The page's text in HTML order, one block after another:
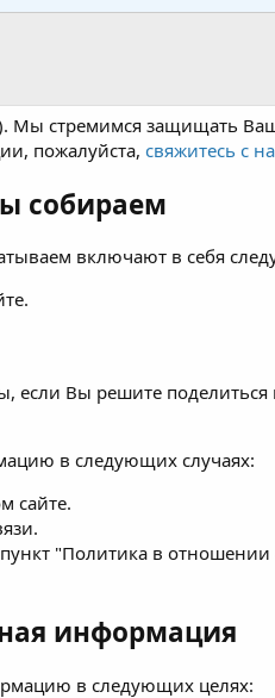
стремимся защищать
пожалуйста,свяжитесь с
собираем
включают в себя
если Вы решите
в следующих случаях:
сайте.
пункт "Политика в
информация
в следующих целях: